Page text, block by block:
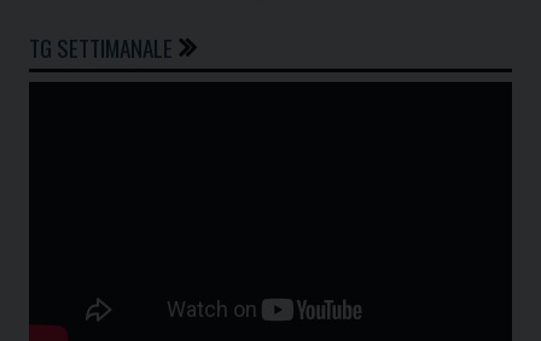
TG SETTIMANALE